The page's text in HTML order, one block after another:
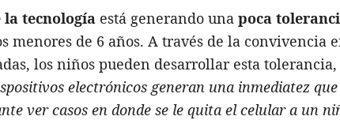
tecnología está generando una poca
menores de 6 años. A través de la convivencia
los niños pueden desarrollar esta tolerancia,
electrónicos generan una inmediatez que
ver casos en donde se le quita el celular a un